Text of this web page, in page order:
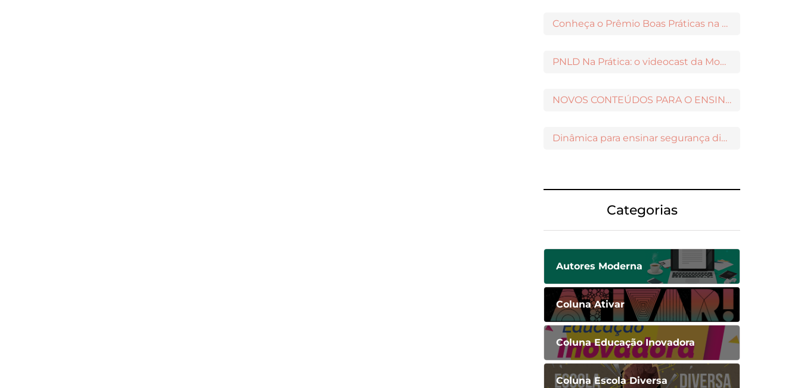
Conheça o Prêmio Boas Práticas na Escola
PNLD Na Prática: o videocast da Moderna para apoiar a escolha das obras aprovadas
NOVOS CONTEÚDOS PARA O ENSINO MÉDIO DISPONÍVEIS NO MODERNAMIGOS
Dinâmica para ensinar segurança digital nos Anos Iniciais
Categorias
Autores Moderna
Coluna Ativar
Coluna Educação Inovadora
Coluna Escola Diversa